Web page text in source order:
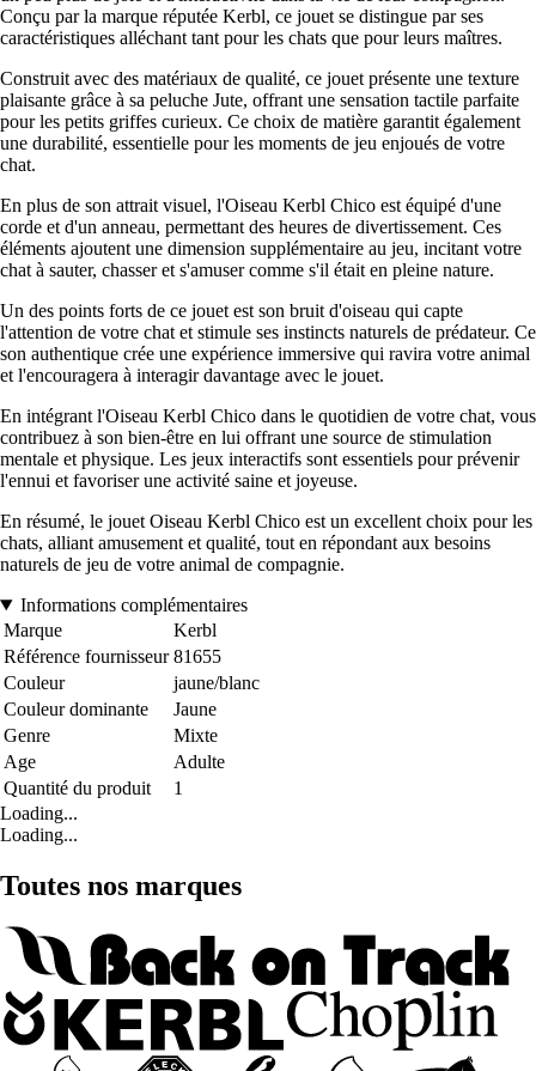
Conçu par la marque réputée Kerbl, ce jouet se distingue par ses
caractéristiques alléchant tant pour les chats que pour leurs maîtres.
Construit avec des matériaux de qualité, ce jouet présente une texture
plaisante grâce à sa peluche Jute, offrant une sensation tactile parfaite
pour les petits griffes curieux. Ce choix de matière garantit également
une durabilité, essentielle pour les moments de jeu enjoués de votre
chat.
En plus de son attrait visuel, l'Oiseau Kerbl Chico est équipé d'une
corde et d'un anneau, permettant des heures de divertissement. Ces
éléments ajoutent une dimension supplémentaire au jeu, incitant votre
chat à sauter, chasser et s'amuser comme s'il était en pleine nature.
Un des points forts de ce jouet est son bruit d'oiseau qui capte
l'attention de votre chat et stimule ses instincts naturels de prédateur. Ce
son authentique crée une expérience immersive qui ravira votre animal
et l'encouragera à interagir davantage avec le jouet.
En intégrant l'Oiseau Kerbl Chico dans le quotidien de votre chat, vous
contribuez à son bien-être en lui offrant une source de stimulation
mentale et physique. Les jeux interactifs sont essentiels pour prévenir
l'ennui et favoriser une activité saine et joyeuse.
En résumé, le jouet Oiseau Kerbl Chico est un excellent choix pour les
chats, alliant amusement et qualité, tout en répondant aux besoins
naturels de jeu de votre animal de compagnie.
Informations complémentaires
Marque
Kerbl
Référence fournisseur 81655
Couleur
jaune/blanc
Couleur dominante
Jaune
Genre
Mixte
Age
Adulte
Quantité du produit
1
Loading...
Loading...
Toutes nos marques